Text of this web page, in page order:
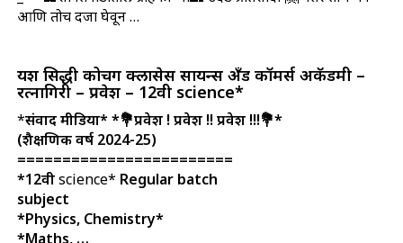
आणि तोच दर्जा घेवून …
यश सिद्धी कोचिंग क्लासेस सायन्स अँड कॉमर्स अकॅडमी –
रत्नागिरी – प्रवेश – 12वी science*
*संवाद मीडिया**💐प्रवेश ! प्रवेश !! प्रवेश !!!💐*
(शैक्षणिक वर्ष 2024-25)
========================
*12वीscience* Regular batch
subject
*Physics, Chemistry*
*Maths, …